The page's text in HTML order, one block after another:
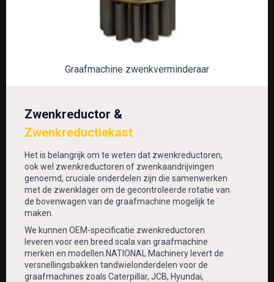
Graafmachine zwenkverminderaar
Zwenkreductor &
Zwenkreductiekast
Het is belangrijk om te weten dat zwenkreductoren,
ook wel zwenkreductoren of zwenkaandrijvingen
genoemd, cruciale onderdelen zijn die samenwerken
met de zwenklager om de gecontroleerde rotatie van
de bovenwagen van de graafmachine mogelijk te
maken.
We kunnen OEM-specificatie zwenkreductoren
leveren voor een breed scala van graafmachine
merken en modellen.NATIONAL Machinery levert de
versnellingsbakken tandwielonderdelen voor de
graafmachines zoals Caterpillar, JCB, Hyundai,